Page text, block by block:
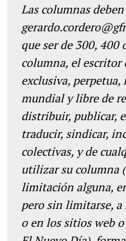
Las columnas
que ser de 300, 400
columna, el escritor
exclusiva,
mundial y libre de
distribuir, publicar,
traducir, sindicar,
colectivas, y de
utilizar su columna
limitación alguna,
pero sin limitarse, a
o en los sitios web